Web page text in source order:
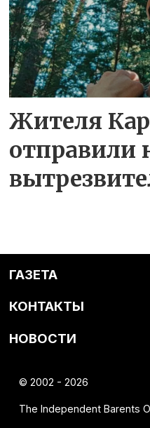
Жителя
отправили
ГАЗЕТА
КОНТАКТЫ
НОВОСТИ
© 2002 - 2026
The Independent Barents